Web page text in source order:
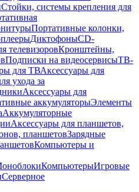
Стойки, системы крепления для
Портативные колонки,
ДиктофоныCD-
телевизоровКронштейны,
Подписки на видеосервисыТВ-
для ТВАксессуары для
ухода за
Аксессуары для
аккумуляторыЭлементы
Аккумуляторные
Аксессуары для планшетов,
планшетовЗарядные
Компьютеры и
КомпьютерыИгровые
Серверное